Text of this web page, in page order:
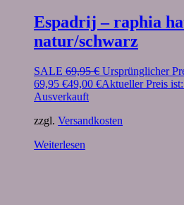
Espadrij – raphia
natur/schwarz
SALE 69,95€ Ursprünglicher
69,95 €49,00 €Aktueller Preis
Ausverkauft
zzgl. Versandkosten
Weiterlesen